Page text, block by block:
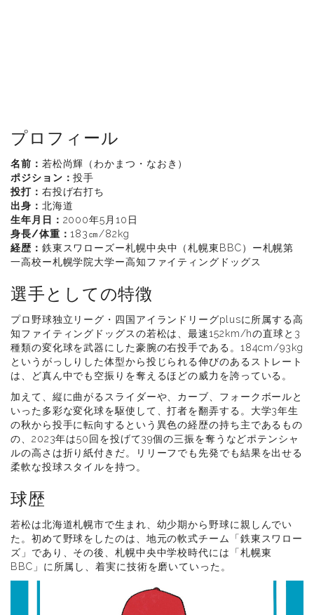
プロフィール
名前： 若松尚輝（わかまつ・なおき）
ポジション：投手
投打： 右投げ右打ち
出身： 北海道
生年月日： 2000年5月10日
身長/体重：183㎝/82kg
経歴： 鉄東スワローズー札幌中央中（札幌東BBC）ー札幌第
一高校ー札幌学院大学ー高知ファイティングドッグス
選手としての特徴
プロ野球独立リーグ・四国アイランドリーグplusに所属する高
知ファイティングドッグスの若松は、最速152km/hの直球と3
種類の変化球を武器にした豪腕の右投手である。184cm/93kg
というがっしりした体型から投じられる伸びのあるストレート
は、ど真ん中でも空振りを奪えるほどの威力を誇っている。
加えて、縦に曲がるスライダーや、カーブ、フォークボールと
いった多彩な変化球を駆使して、打者を翻弄する。大学3年生
の秋から投手に転向するという異色の経歴の持ち主であるもの
の、2023年は50回を投げて39個の三振を奪うなどポテンシャ
ルの高さは折り紙付きだ。リリーフでも先発でも結果を出せる
柔軟な投球スタイルを持つ。
球歴
若松は北海道札幌市で生まれ、幼少期から野球に親しんでい
た。初めて野球をしたのは、地元の軟式チーム「鉄東スワロー
ズ」であり、その後、札幌中央中学校時代には「札幌東
BBC」に所属し、着実に技術を磨いていった。